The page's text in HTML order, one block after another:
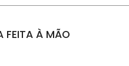
FEITA À MÃO